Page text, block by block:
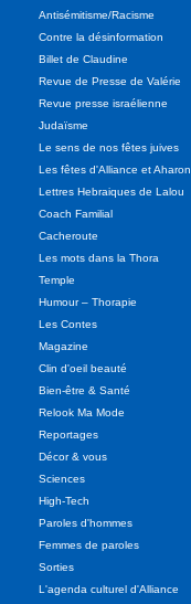
Antisémitisme/Racisme
Contre la désinformation
Billet de Claudine
Revue de Presse de Valérie
Revue presse israélienne
Judaïsme
Le sens de nos fêtes juives
Les fêtes d'Alliance et Aharon
Lettres Hebraiques de Lalou
Coach Familial
Cacheroute
Les mots dans la Thora
Temple
Humour – Thorapie
Les Contes
Magazine
Clin d'oeil beauté
Bien-être & Santé
Relook Ma Mode
Reportages
Décor & vous
Sciences
High-Tech
Paroles d'hommes
Femmes de paroles
Sorties
L'agenda culturel d'Alliance